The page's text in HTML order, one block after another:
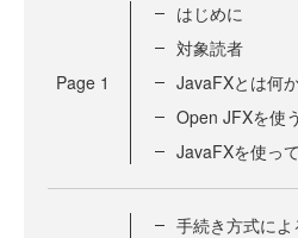
Page 1
はじめに
対象読者
JavaFXとは何
Open JFXを使う
JavaFXを使っ
手続き方式に